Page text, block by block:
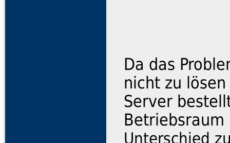
Da das
nicht zu
Server
Unterschied